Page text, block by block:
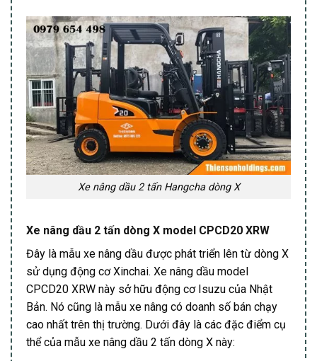
Xe nâng dầu 2 tấn Hangcha dòng X
Xe nâng dầu 2 tấn dòng X model CPCD20 XRW
Đây là mẫu xe nâng dầu được phát triển lên từ dòng X
sử dụng động cơ Xinchai. Xe nâng dầu model
CPCD20 XRW này sở hữu động cơ Isuzu của Nhật
Bản. Nó cũng là mẫu xe nâng có doanh số bán chạy
cao nhất trên thị trường. Dưới đây là các đặc điểm cụ
thể của mẫu xe nâng dầu 2 tấn dòng X này: